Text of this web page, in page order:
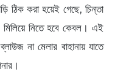
ঠিক করা হয়েই গেছে, চিন্তা
মিলিয়ে নিতে হবে কেবল। এই
না মেলার বাহানায় যাতে